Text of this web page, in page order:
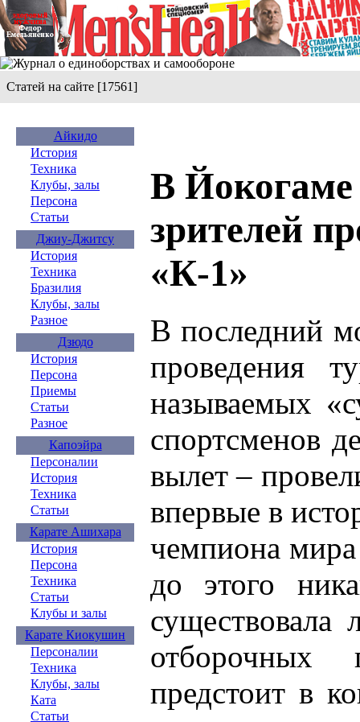
Статей на сайте [17561]
Айкидо
История
Техника
Клубы, залы
Персона
Статьи
Джиу-Джитсу
История
Техника
Бразилия
Клубы, залы
Разное
Дзюдо
История
Персона
Приемы
Статьи
Разное
Капоэйра
Персоналии
История
Техника
Статьи
Карате Ашихара
История
Персона
Техника
Статьи
Клубы и залы
Карате Киокушин
Персоналии
Техника
Клубы, залы
Ката
Статьи
В Йокогаме
зрителей
«К-1»
В последний
проведения
называемых
спортсменов
вылет –
впервые в
чемпиона
до этого
существовала
отборочных
предстоит в